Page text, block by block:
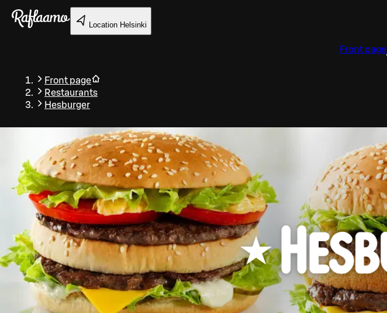
Skip to main content
Location Helsinki
Front page
Front page
Restaurants
Hesburger